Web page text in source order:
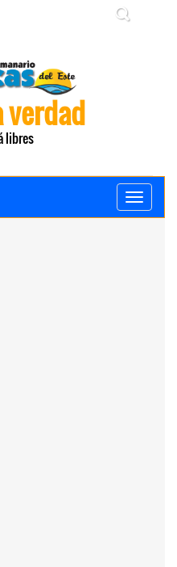
verdad
libres
Toggle